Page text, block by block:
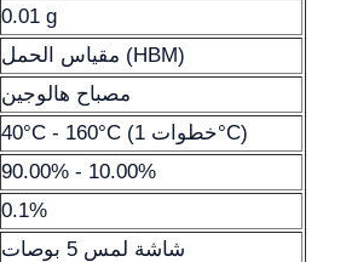
0.01 g
مقياس الحمل (HBM)
مصباح هالوجين
40°C - 160°C (خطوات 1°C)
90.00% - 10.00%
0.1%
شاشة لمس 5 بوصات